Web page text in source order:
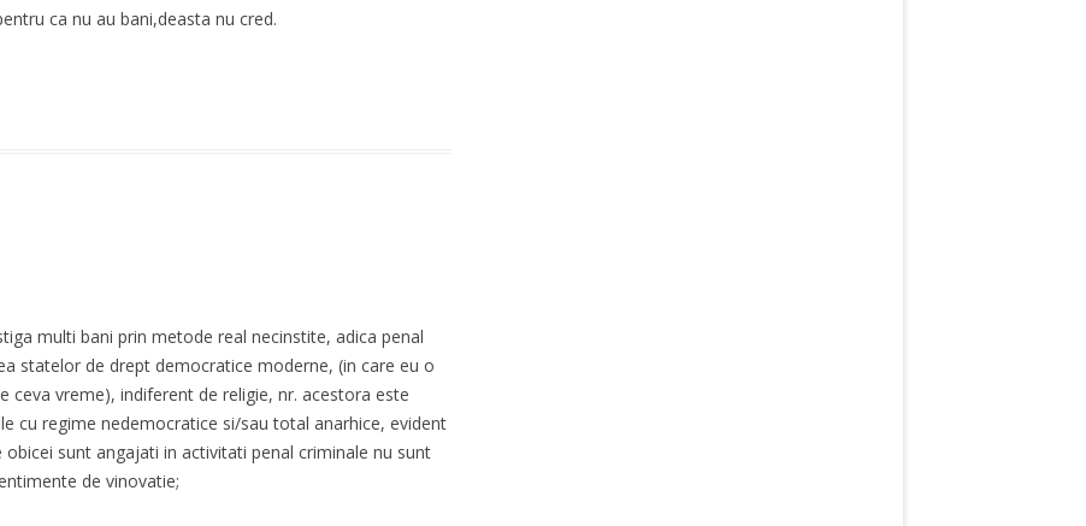
ca nu au bani,deasta nu cred.
multi bani prin metode real necinstite, adica penal
statelor de drept democratice moderne, (in care eu o
ceva vreme), indiferent de religie, nr. acestora este
cu regime nedemocratice si/sau total anarhice, evident
sunt angajati in activitati penal criminale nu sunt
de vinovatie;